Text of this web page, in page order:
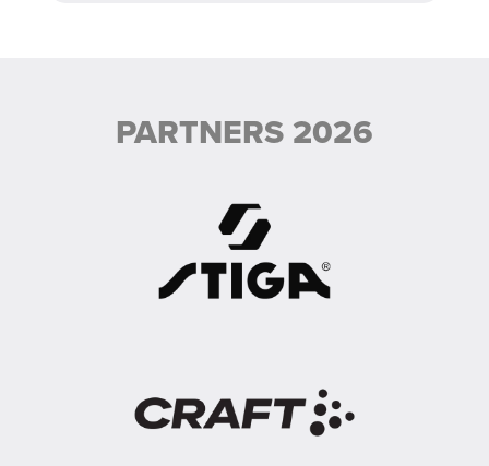
PARTNERS 2026